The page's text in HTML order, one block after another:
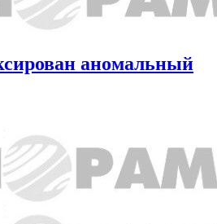
аномальный